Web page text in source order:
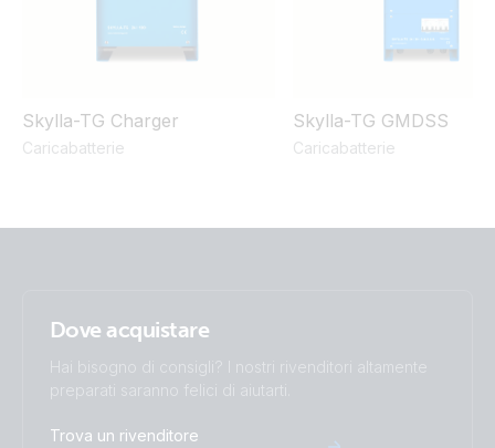
Skylla-TG Charger
Caricabatterie
Skylla-TG GMDSS
Caricabatterie
Dove acquistare
Hai bisogno di consigli? I nostri rivenditori altamente
preparati saranno felici di aiutarti.
Trova un rivenditore